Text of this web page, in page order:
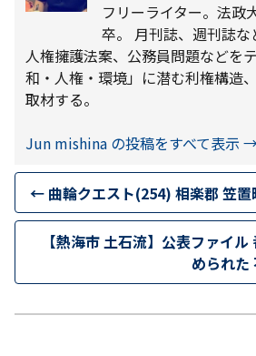
フリーライター。法政
卒。 月刊誌、週刊誌な
人権擁護法案、公務員問題などを
和・人権・環境」に潜む利権構造
取材する。
Jun mishina の投稿をすべて表示
← 曲輪クエスト(254) 相楽郡 笠
【熱海市 土石流】公表ファイ
められた